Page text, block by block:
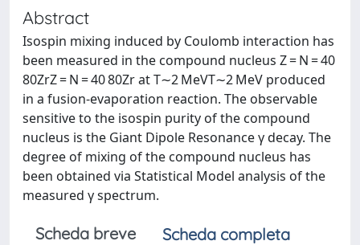
Abstract
Isospin mixing induced by Coulomb interaction has
been measured in the compound nucleus Z = N = 40
80ZrZ = N = 40 80Zr at T∼2 MeVT∼2 MeV produced
in a fusion‐evaporation reaction. The observable
sensitive to the isospin purity of the compound
nucleus is the Giant Dipole Resonance γ decay. The
degree of mixing of the compound nucleus has
been obtained via Statistical Model analysis of the
measured γ spectrum.
Scheda breve
Scheda completa